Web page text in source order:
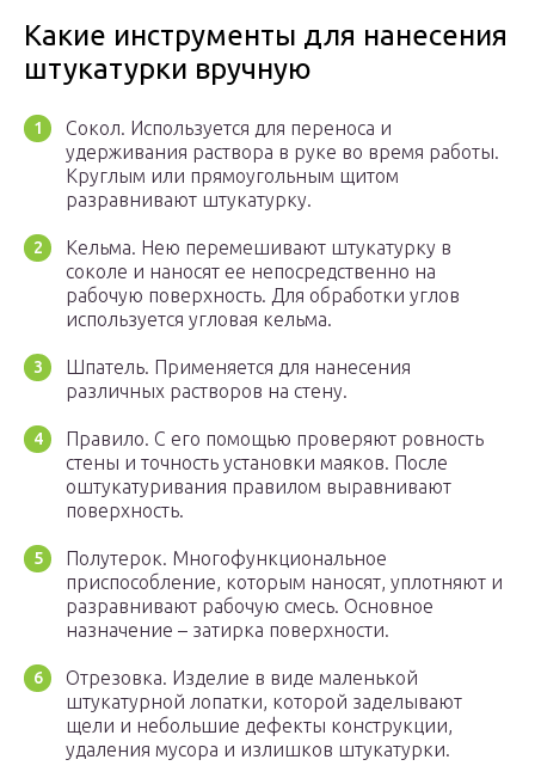
Какие инструменты для нанесения
штукатурки вручную
Сокол. Используется для переноса и
удерживания раствора в руке во время работы.
Круглым или прямоугольным щитом
разравнивают штукатурку.
Кельма. Нею перемешивают штукатурку в
соколе и наносят ее непосредственно на
рабочую поверхность. Для обработки углов
используется угловая кельма.
Шпатель. Применяется для нанесения
различных растворов на стену.
Правило. С его помощью проверяют ровность
стены и точность установки маяков. После
оштукатуривания правилом выравнивают
поверхность.
Полутерок. Многофункциональное
приспособление, которым наносят, уплотняют и
разравнивают рабочую смесь. Основное
назначение – затирка поверхности.
Отрезовка. Изделие в виде маленькой
штукатурной лопатки, которой заделывают
щели и небольшие дефекты конструкции,
удаления мусора и излишков штукатурки.